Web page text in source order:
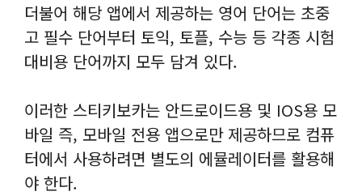
더불어 해당 앱에서 제공하는 영어 단어는 초중
고 필수 단어부터 토익, 토플, 수능 등 각종 시험
대비용 단어까지 모두 담겨 있다.
이러한 스티키보카는 안드로이드용 및 IOS용 모
바일 즉, 모바일 전용 앱으로만 제공하므로 컴퓨
터에서 사용하려면 별도의 에뮬레이터를 활용해
야 한다.